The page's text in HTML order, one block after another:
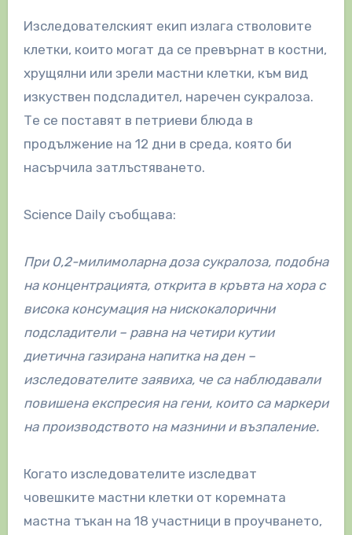
Изследователският екип излага стволовите
клетки, които могат да се превърнат в костни,
хрущялни или зрели мастни клетки, към вид
изкуствен подсладител, наречен сукралоза.
Те се поставят в петриеви блюда в
продължение на 12 дни в среда, която би
насърчила затлъстяването.
Science Daily съобщава:
При 0,2-милимоларна доза сукралоза, подобна
на концентрацията, открита в кръвта на хора с
висока консумация на нискокалорични
подсладители – равна на четири кутии
диетична газирана напитка на ден –
изследователите заявиха, че са наблюдавали
повишена експресия на гени, които са маркери
на производството на мазнини и възпаление.
Когато изследователите изследват
човешките мастни клетки от коремната
мастна тъкан на 18 участници в проучването,